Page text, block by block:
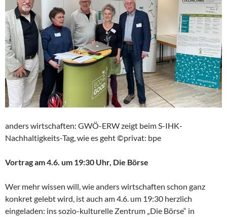
anders wirtschaften: GWÖ-ERW zeigt beim S-IHK-
Nachhaltigkeits-Tag, wie es geht ©privat: bpe
Vortrag am 4.6. um 19:30 Uhr, Die Börse
Wer mehr wissen will, wie anders wirtschaften schon ganz
konkret gelebt wird, ist auch am 4.6. um 19:30 herzlich
eingeladen: ins sozio-kulturelle Zentrum „Die Börse“ in